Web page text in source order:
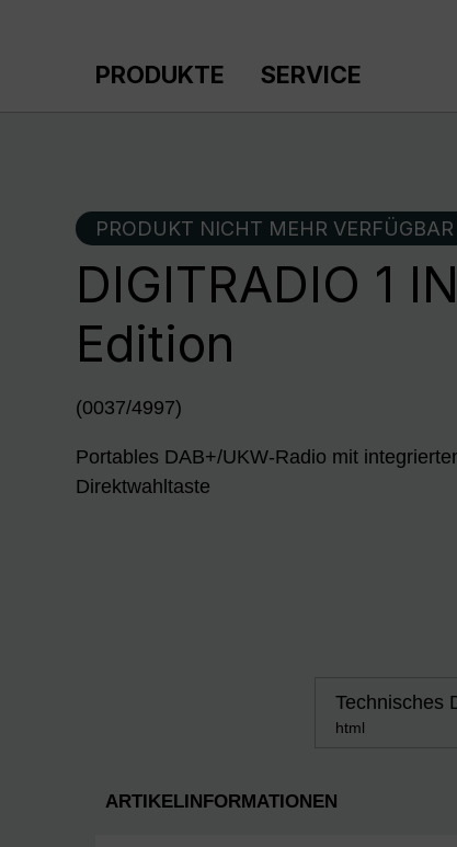
PRODUKTE SERVICE
PRODUKT NICHT MEHR VERFÜGBAR
DIGITRADIO 1
Edition
(0037/4997)
Portables DAB+/UKW-Radio mit
Direktwahltaste
Technisches
html
ARTIKELINFORMATIONEN